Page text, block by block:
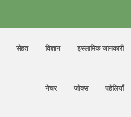
सेहत विज्ञान इस्लामिक जानकारी
नेचर जोक्स पहेलियाँ